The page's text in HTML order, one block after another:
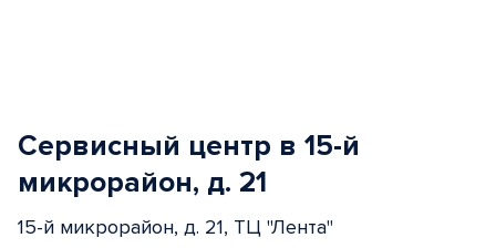
Сервисный центр в 15-й
микрорайон, д. 21
15-й микрорайон, д. 21, ТЦ "Лента"